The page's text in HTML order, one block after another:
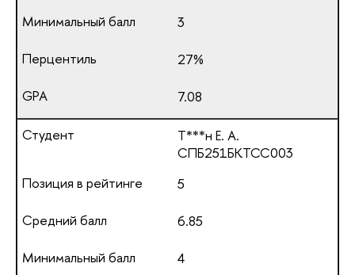
3
27%
7.08
Т***н Е. А.
СПБ251БКТСС003
5
6.85
4